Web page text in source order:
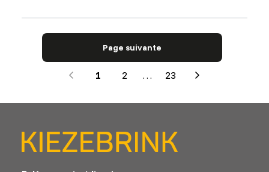
Page suivante
1 2 … 23
Next